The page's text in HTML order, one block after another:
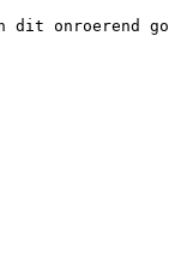
onroerend